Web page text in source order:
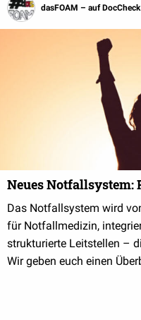
dasFOAM – auf DocCheck
Neues Notfallsystem:
Das Notfallsystem wird
für Notfallmedizin,
strukturierte Leitstellen –
Wir geben euch einen